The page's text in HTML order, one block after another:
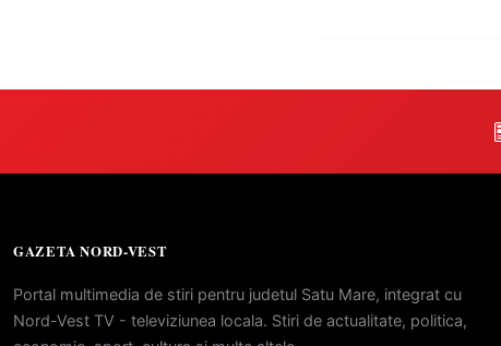
GAZETA NORD-VEST
Portal multimedia de stiri pentru judetul Satu Mare, integrat cu
Nord-Vest TV - televiziunea locala. Stiri de actualitate, politica,